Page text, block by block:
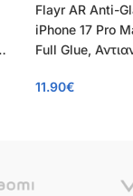
Flayr AR Anti-
iPhone 17 Pro
Full Glue,
11.90€